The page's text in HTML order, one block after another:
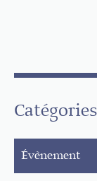
Catégories
Évènement